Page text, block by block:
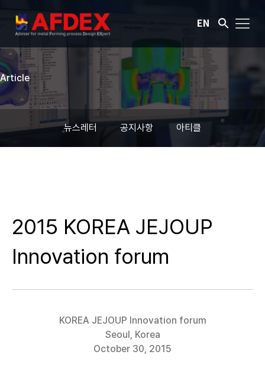
EN
Article
뉴스레터 공지사항 아티클
2015 KOREA JEJOUP
Innovation forum
KOREA JEJOUP Innovation forum
Seoul, Korea
October 30, 2015